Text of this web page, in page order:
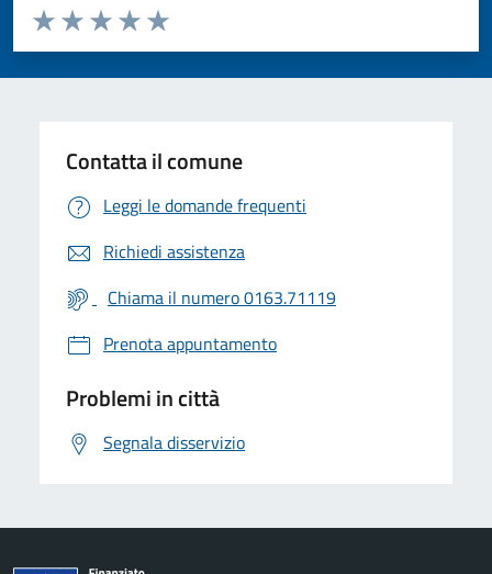
Valuta da 1 a 5 stelle la pagina
Valuta 5 stelle su 5
Valuta 4 stelle su 5
Valuta 3 stelle su 5
Valuta 2 stelle su 5
Valuta 1 stelle su 5
Contatta il comune
Leggi le domande frequenti
Richiedi assistenza
Chiama il numero 0163.71119
Prenota appuntamento
Problemi in città
Segnala disservizio